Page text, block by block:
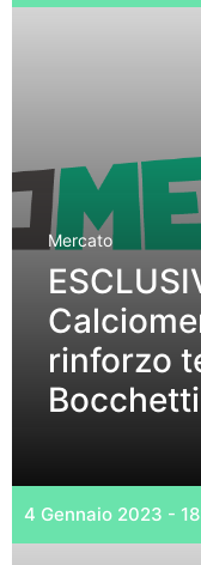
Mercato
rinforzo
Bocchetti
4 Gennaio 2023 -